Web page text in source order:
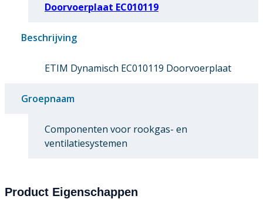
Doorvoerplaat EC010119
Beschrijving
ETIM Dynamisch EC010119 Doorvoerplaat
Groepnaam
Componenten voor rookgas- en
ventilatiesystemen
Product Eigenschappen